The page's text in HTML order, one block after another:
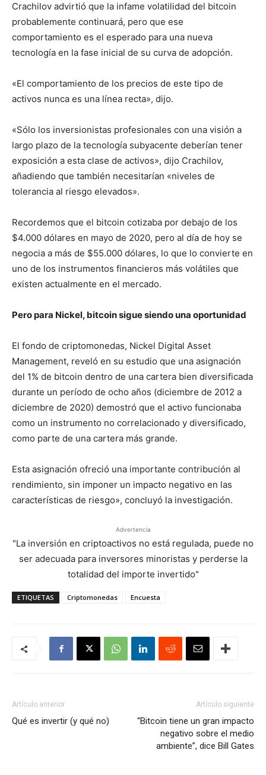
Crachilov advirtió que la infame volatilidad del bitcoin
probablemente continuará, pero que ese
comportamiento es el esperado para una nueva
tecnología en la fase inicial de su curva de adopción.
«El comportamiento de los precios de este tipo de
activos nunca es una línea recta», dijo.
«Sólo los inversionistas profesionales con una visión a
largo plazo de la tecnología subyacente deberían tener
exposición a esta clase de activos», dijo Crachilov,
añadiendo que también necesitarían «niveles de
tolerancia al riesgo elevados».
Recordemos que el bitcoin cotizaba por debajo de los
$4.000 dólares en mayo de 2020, pero al día de hoy se
negocia a más de $55.000 dólares, lo que lo convierte en
uno de los instrumentos financieros más volátiles que
existen actualmente en el mercado.
Pero para Nickel, bitcoin sigue siendo una oportunidad
El fondo de criptomonedas, Nickel Digital Asset
Management, reveló en su estudio que una asignación
del 1% de bitcoin dentro de una cartera bien diversificada
durante un período de ocho años (diciembre de 2012 a
diciembre de 2020) demostró que el activo funcionaba
como un instrumento no correlacionado y diversificado,
como parte de una cartera más grande.
Esta asignación ofreció una importante contribución al
rendimiento, sin imponer un impacto negativo en las
características de riesgo», concluyó la investigación.
Advertencia
"La inversión en criptoactivos no está regulada, puede no
ser adecuada para inversores minoristas y perderse la
totalidad del importe invertido"
ETIQUETAS Criptomonedas Encuesta
Artículo anterior
Qué es invertir (y qué no)
Artículo siguiente
“Bitcoin tiene un gran impacto
negativo sobre el medio
ambiente”, dice Bill Gates